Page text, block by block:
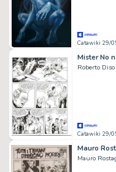
Catawiki 29/
Roberto Diso
Catawiki 29/
Mauro